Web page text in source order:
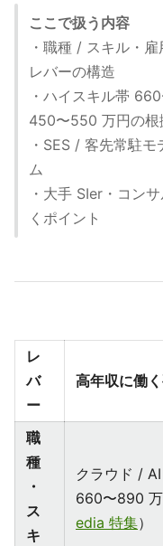
ここで扱う内容
・職種 / スキル・
レバーの構造
・ハイスキル帯
450〜550 万円の根
・SES / 客先常駐
ム
・大手 SIer・コン
くポイント
レ
バ
ー
高年収に働
職
種
・
ス
キ
クラウド /
660〜890
edia 特集）